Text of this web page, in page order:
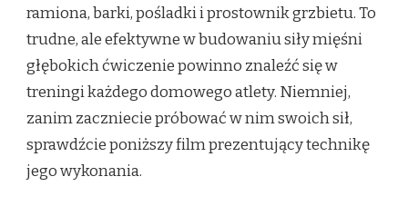
ramiona, barki, pośladki i prostownik grzbietu. To
trudne, ale efektywne w budowaniu siły mięśni
głębokich ćwiczenie powinno znaleźć się w
treningi każdego domowego atlety. Niemniej,
zanim zaczniecie próbować w nim swoich sił,
sprawdźcie poniższy film prezentujący technikę
jego wykonania.